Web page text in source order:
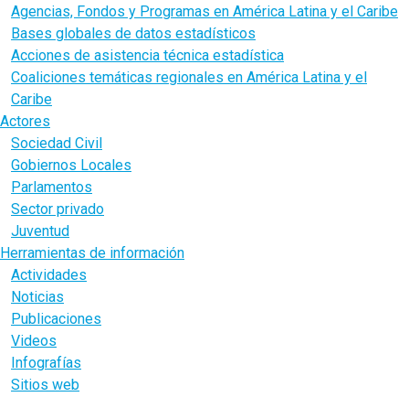
Agencias, Fondos y Programas en América Latina y el Caribe
Bases globales de datos estadísticos
Acciones de asistencia técnica estadística
Coaliciones temáticas regionales en América Latina y el
Caribe
Actores
Sociedad Civil
Gobiernos Locales
Parlamentos
Sector privado
Juventud
Herramientas de información
Actividades
Noticias
Publicaciones
Videos
Infografías
Sitios web